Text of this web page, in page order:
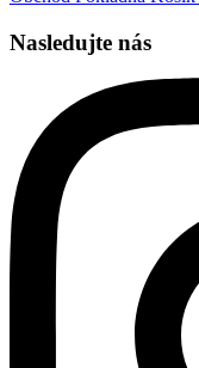
Nasledujte nás